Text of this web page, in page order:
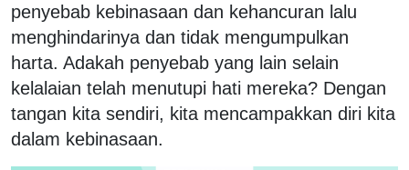
penyebab kebinasaan dan kehancuran lalu
menghindarinya dan tidak mengumpulkan
harta. Adakah penyebab yang lain selain
kelalaian telah menutupi hati mereka? Dengan
tangan kita sendiri, kita mencampakkan diri kita
dalam kebinasaan.